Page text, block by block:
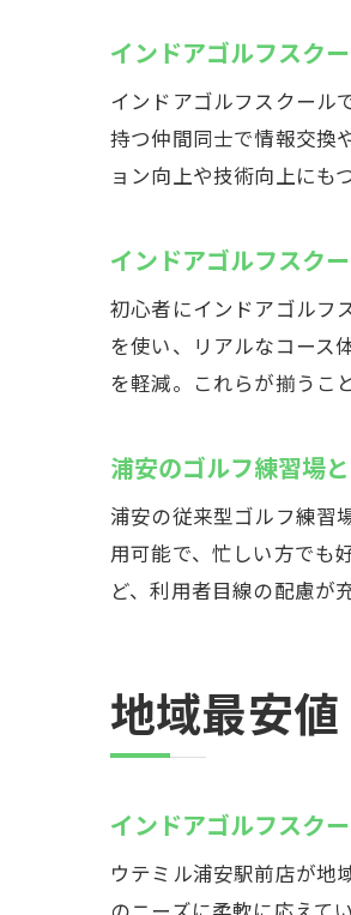
インドアゴルフスク
インドアゴルフスクール
持つ仲間同士で情報交換
ョン向上や技術向上にも
インドアゴルフスク
初心者にインドアゴルフ
を使い、リアルなコース
を軽減。これらが揃うこ
浦安のゴルフ練習場
浦安の従来型ゴルフ練習
用可能で、忙しい方でも
ど、利用者目線の配慮が
地域最安
インドアゴルフスク
ウテミル浦安駅前店が地